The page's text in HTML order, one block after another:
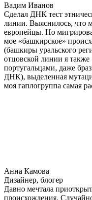
Вадим Иванов
Сделал ДНК тест
линии. Выяснилось, что
европейцы. Но
мое «башкирское»
(башкиры уральского
отцовской линии я
португальцами, даже
ДНК), выделенная
моя гаплогруппа самая
Анна Камова
Дизайнер, блогер
Давно мечтала
происхождения.